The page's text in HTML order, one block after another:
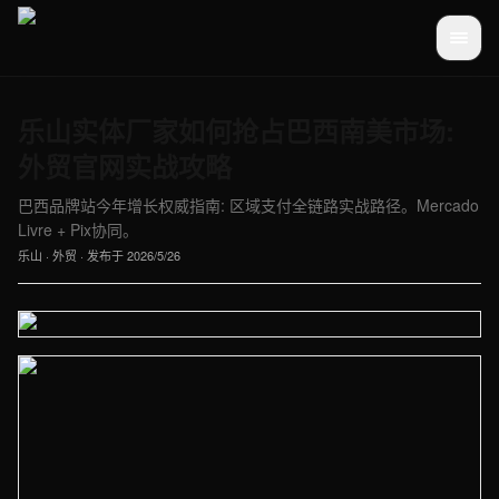
巴西品牌站今年增长权威指南: 区域支付全链路实战路径。Mercado
Livre + Pix协同。
乐山 · 外贸 · 发布于2026/5/26